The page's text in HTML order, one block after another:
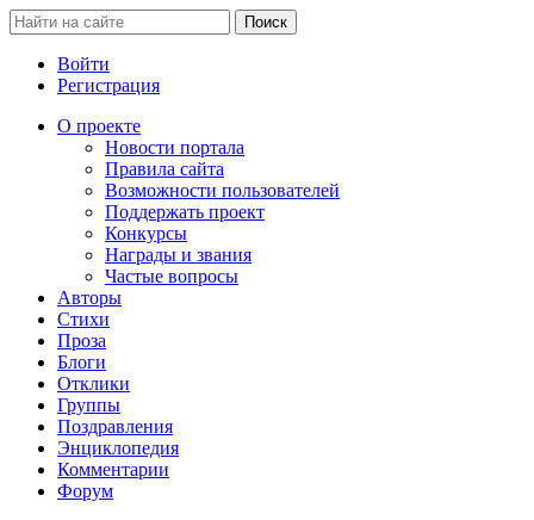
Войти
Регистрация
О проекте
Новости портала
Правила сайта
Возможности пользователей
Поддержать проект
Конкурсы
Награды и звания
Частые вопросы
Авторы
Стихи
Проза
Блоги
Отклики
Группы
Поздравления
Энциклопедия
Комментарии
Форум